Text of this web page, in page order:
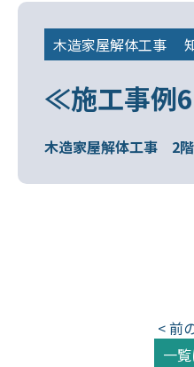
木造家屋解体工事
≪施工事例
木造家屋解体工事 2
< 前
一